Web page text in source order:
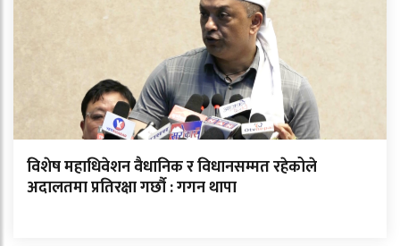
विशेष महाधिवेशन वैधानिक र विधानसम्मत रहेकोले
अदालतमा प्रतिरक्षा गर्छौ : गगन थापा